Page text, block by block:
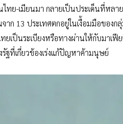
-เมียนมา กลายเป็นประเด็นที่หลาย
าก 13 ประเทศตกอยู่ในเงื้อมมือของ
เป็นระเบียงหรือทางผ่านให้กับมาเ
รัฐที่เกี่ยวข้องเร่งแก้ปัญหาค้ามนุษย์